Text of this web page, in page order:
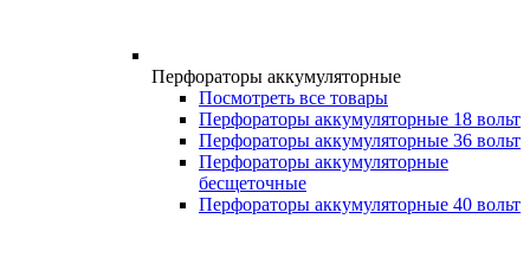
Перфораторы аккумуляторные
Посмотреть все товары
Перфораторы аккумуляторные 18 вольт
Перфораторы аккумуляторные 36 вольт
Перфораторы аккумуляторные
бесщеточные
Перфораторы аккумуляторные 40 вольт